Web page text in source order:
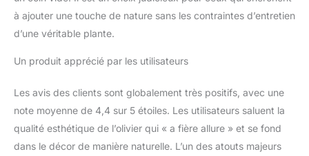
à ajouter une touche de nature sans les contraintes d’entretien
d’une véritable plante.
Un produit apprécié par les utilisateurs
Les avis des clients sont globalement très positifs, avec une
note moyenne de 4,4 sur 5 étoiles. Les utilisateurs saluent la
qualité esthétique de l’olivier qui « a fière allure » et se fond
dans le décor de manière naturelle. L’un des atouts majeurs